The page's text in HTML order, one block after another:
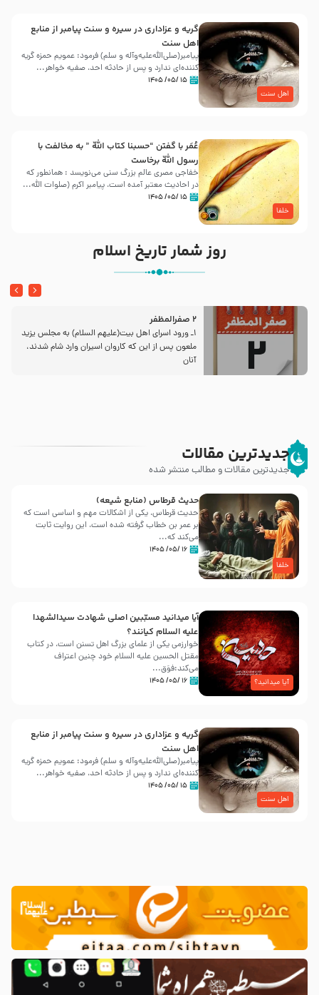
اهل سنت
گریه و عزاداری در سیره و سنت پیامبر از منابع
اهل سنت
پیامبر(صلی‌الله‌علیه‌وآله و سلم) فرمود: عمویم حمزه گریه
کننده‌ای ندارد و پس از حادثه احد، صفیه خواهر...
۱۵ /۰۵/ ۱۴۰۵
خلفا
عُمَر با گفتن “حسبنا كتاب اللّه ” به مخالفت با
رسول اللّه برخاست
خفاجی مصری عالم بزرگ سنی می‌نویسد : همانطور که
در احادیث معتبر آمده است، پیامبر اکرم (صلوات اللّه...
۱۵ /۰۵/ ۱۴۰۵
روز شمار تاریخ اسلام
2 صفرالمظفر
1ـ ورود اسراى اهل بیت‌(علیهم السلام) به مجلس یزید
ملعون پس از این كه كاروان اسیران وارد شام شدند،
آنان
جدیدترین مقالات
جدیدترین مقالات و مطالب منتشر شده
خلفا
حدیث قرطاس (منابع شیعه)
حدیث قرطاس، یکی از اشکالات مهم و اساسی است که
بر عمر بن خطاب گرفته شده است، این روایت ثابت
می‌کند که...
۱۶ /۰۵/ ۱۴۰۵
آیا میدانید؟
آیا میدانید مسبّبین اصلی شهادت سیدالشهدا
علیه ‌السلام کیانند؟
خوارزمی یکی از علمای بزرگ اهل تسنن است، در کتاب
مقتل الحسین علیه ‌السلام خود چنین اعتراف
می‌کند:فوَق...
۱۶ /۰۵/ ۱۴۰۵
اهل سنت
گریه و عزاداری در سیره و سنت پیامبر از منابع
اهل سنت
پیامبر(صلی‌الله‌علیه‌وآله و سلم) فرمود: عمویم حمزه گریه
کننده‌ای ندارد و پس از حادثه احد، صفیه خواهر...
۱۵ /۰۵/ ۱۴۰۵